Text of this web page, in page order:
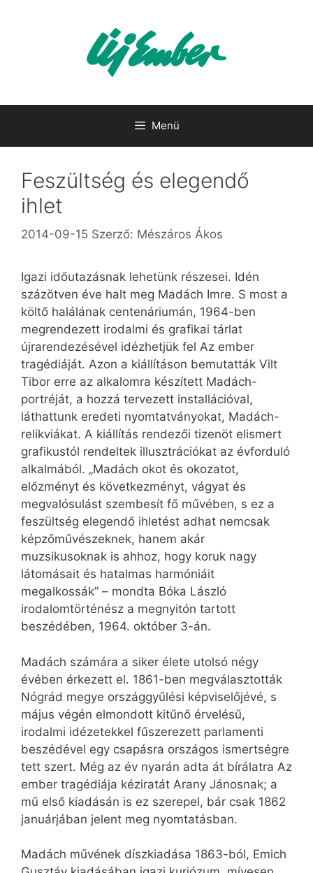
Menü
Feszültség és elegendő
ihlet
2014-09-15 Szerző: Mészáros Ákos
Igazi időutazásnak lehetünk részesei. Idén
százötven éve halt meg Madách Imre. S most a
költő halálának centenáriumán, 1964-ben
megrendezett irodalmi és grafikai tárlat
újrarendezésével idézhetjük fel Az ember
tragédiáját. Azon a kiállításon bemutatták Vilt
Tibor erre az alkalomra készített Madách-
portréját, a hozzá tervezett installációval,
láthattunk eredeti nyomtatványokat, Madách-
relikviákat. A kiállítás rendezői tizenöt elismert
grafikustól rendeltek illusztrációkat az évforduló
alkalmából. „Madách okot és okozatot,
előzményt és következményt, vágyat és
megvalósulást szembesít fő művében, s ez a
feszültség elegendő ihletést adhat nemcsak
képzőművészeknek, hanem akár
muzsikusoknak is ahhoz, hogy koruk nagy
látomásait és hatalmas harmóniáit
megalkossák” – mondta Bóka László
irodalomtörténész a megnyitón tartott
beszédében, 1964. október 3-án.
Madách számára a siker élete utolsó négy
évében érkezett el. 1861-ben megválasztották
Nógrád megye országgyűlési képviselőjévé, s
május végén elmondott kitűnő érvelésű,
irodalmi idézetekkel fűszerezett parlamenti
beszédével egy csapásra országos ismertségre
tett szert. Még az év nyarán adta át bírálatra Az
ember tragédiája kéziratát Arany Jánosnak; a
mű első kiadásán is ez szerepel, bár csak 1862
januárjában jelent meg nyomtatásban.
Madách művének díszkiadása 1863-ból, Emich